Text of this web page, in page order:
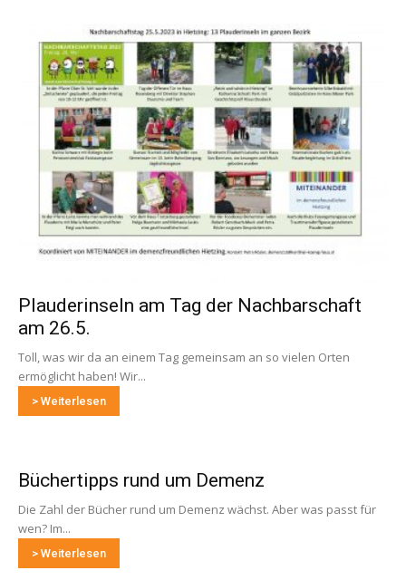
Plauderinseln am Tag der Nachbarschaft
am 26.5.
Toll, was wir da an einem Tag gemeinsam an so vielen Orten
ermöglicht haben! Wir...
> Weiterlesen
Büchertipps rund um Demenz
Die Zahl der Bücher rund um Demenz wächst. Aber was passt für
wen? Im...
> Weiterlesen